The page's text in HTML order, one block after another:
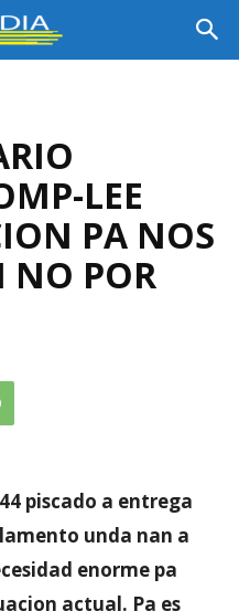
LEE
PA NOS
NO POR
piscado a entrega
unda nan a
enorme pa
actual. Pa es